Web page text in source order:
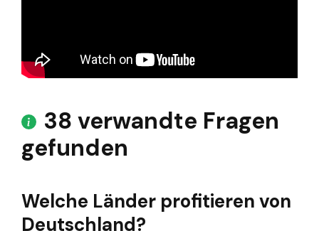
38 verwandte Fragen
gefunden
Welche Länder profitieren von
Deutschland?